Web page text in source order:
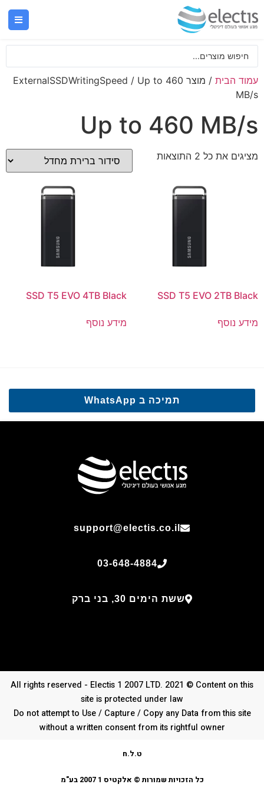
עמוד הבית
/ מוצר ExternalSSDWritingSpeed / Up to 460
MB/s
Up to 460 MB/s
מציגים את כל ⁦2⁩ התוצאות
SSD T5 EVO 2TB Black
מידע נוסף
SSD T5 EVO 4TB Black
מידע נוסף
תמיכה ב WhatsApp
support@electis.co.il
03-648-4884
ששת הימים 30, בני ברק
All rights reserved - Electis 1 2007 LTD. 2021 © Content on this
site is protected under law
Do not attempt to Use / Capture / Copy any Data from this site
without a written consent from its rightful owner
כל הזכויות שמורות © אלקטיס 1 2007 בע"מ
ט.ל.ח